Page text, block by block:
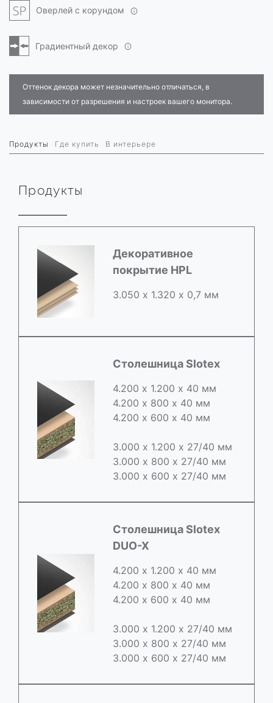
Оверлей с корундом
Градиентный декор
Оттенок декора может незначительно отличаться, в
зависимости от разрешения и настроек вашего монитора.
Продукты Где купить В интерьере
Продукты
Декоративное
покрытие HPL
3.050 х 1.320 х 0,7 мм
Столешница Slotex
4.200 х 1.200 х 40 мм
4.200 х 800 х 40 мм
4.200 х 600 х 40 мм
3.000 х 1.200 х 27/40 мм
3.000 х 800 х 27/40 мм
3.000 х 600 х 27/40 мм
Cтолешница Slotex
DUO-X
4.200 х 1.200 х 40 мм
4.200 х 800 х 40 мм
4.200 х 600 х 40 мм
3.000 х 1.200 х 27/40 мм
3.000 х 800 х 27/40 мм
3.000 х 600 х 27/40 мм